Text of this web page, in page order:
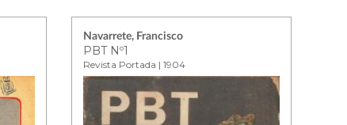
Navarrete, Francisco
PBT Nº1
Revista Portada | 1904